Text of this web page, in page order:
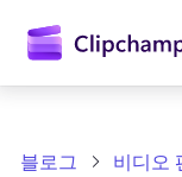
로
블로그 비디오